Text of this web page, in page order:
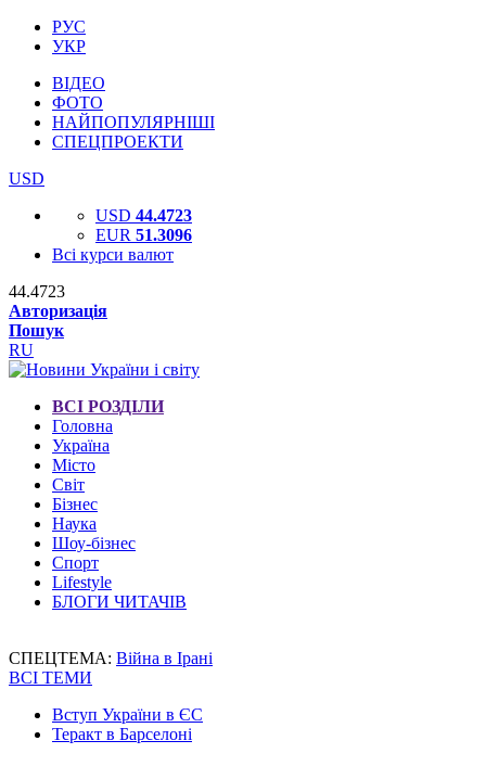
РУС
УКР
ВІДЕО
ФОТО
НАЙПОПУЛЯРНІШІ
СПЕЦПРОЕКТИ
USD
USD 44.4723
EUR 51.3096
Всі курси валют
44.4723
Авторизація
Пошук
RU
ВСІ РОЗДІЛИ
Головна
Україна
Місто
Світ
Бізнес
Наука
Шоу-бізнес
Спорт
Lifestyle
БЛОГИ ЧИТАЧІВ
СПЕЦТЕМА: Війна в Ірані
ВСІ ТЕМИ
Вступ України в ЄС
Теракт в Барселоні